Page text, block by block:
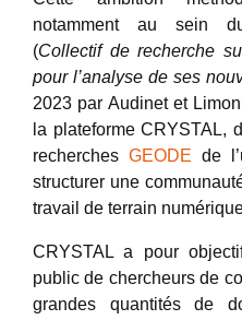
notamment au sein
(Collectif de recherche
pour l’analyse de ses
2023 par Audinet et
la plateforme CRYSTAL,
recherches GEODE de
structurer une
travail de terrain
CRYSTAL a pour
public de chercheurs de
grandes quantités de